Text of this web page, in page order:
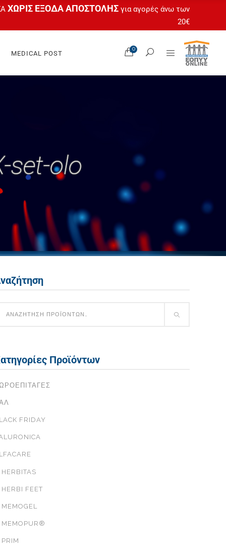
ΧΩΡΙΣ ΕΞΟΔΑ ΑΠΟΣΤΟΛΗΣ για αγορές άνω των
20€
Καλάθι
Άτοκες Δόσεις
MEDICAL POST
0
Όλα Τα Προϊόντα
set-olo
Προϊόντων
FRIDAY
HERBITAS
HERBI FEET
MEMOGEL
MEMOPUR®
PRIM